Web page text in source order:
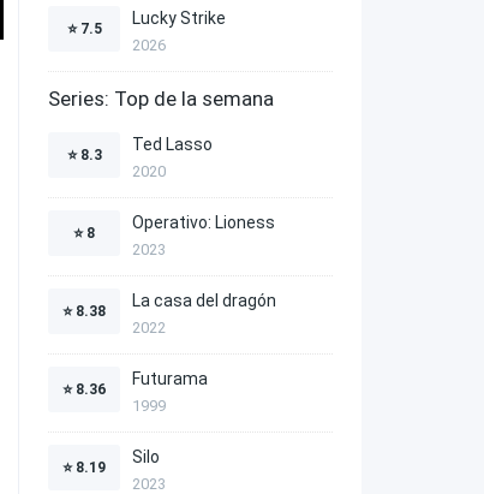
⭐ 7.5
Lucky Strike
2026
Series: Top de la semana
⭐ 8.3
Ted Lasso
2020
⭐ 8
Operativo: Lioness
2023
⭐ 8.38
La casa del dragón
2022
⭐ 8.36
Futurama
1999
⭐ 8.19
Silo
2023